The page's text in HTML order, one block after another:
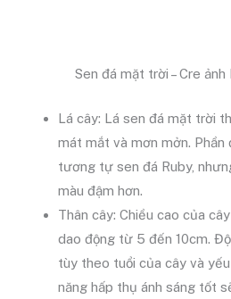
Sen đá mặt trời – Cre
Lá cây: Lá sen đá mặt trời
mát mắt và mơn mởn. Phần
tương tự sen đá Ruby,
màu đậm hơn.
Thân cây: Chiều cao của
dao động từ 5 đến 10cm.
tùy theo tuổi của cây và
năng hấp thụ ánh sáng tốt